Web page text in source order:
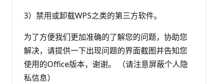
3）禁用或卸载WPS之类的第三方软件。
为了方便我们更加准确的了解您的问题，协助您
解决，请提供一下出现问题的界面截图并告知您
使用的Office版本，谢谢。 （请注意屏蔽个人隐
私信息）